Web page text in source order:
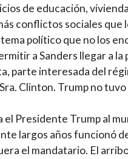
de educación,
conflictos sociales que
político que no los
a Sanders llegar a
parte interesada del
Clinton. Trump no
el Presidente Trump al
largos años funcionó
el mandatario. El